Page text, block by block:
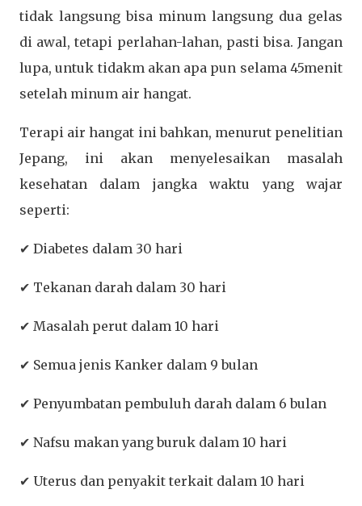
tidak langsung bisa minum langsung dua gelas
di awal, tetapi perlahan-lahan, pasti bisa. Jangan
lupa, untuk tidakm akan apa pun selama 45menit
setelah minum air hangat.
Terapi air hangat ini bahkan, menurut penelitian
Jepang, ini akan menyelesaikan masalah
kesehatan dalam jangka waktu yang wajar
seperti:
✔ Diabetes dalam 30 hari
✔ Tekanan darah dalam 30 hari
✔ Masalah perut dalam 10 hari
✔ Semua jenis Kanker dalam 9 bulan
✔ Penyumbatan pembuluh darah dalam 6 bulan
✔ Nafsu makan yang buruk dalam 10 hari
✔ Uterus dan penyakit terkait dalam 10 hari